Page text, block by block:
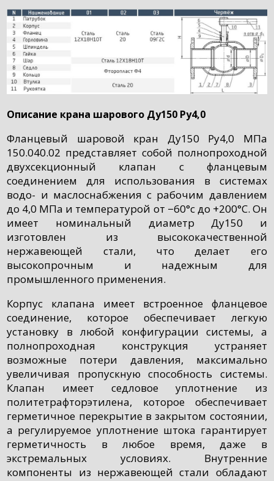
Описание крана шарового Ду150 Ру4,0
Фланцевый шаровой кран Ду150 Ру4,0 МПа
150.040.02 представляет собой полнопроходной
двухсекционный клапан с фланцевым
соединением для использования в системах
водо- и маслоснабжения с рабочим давлением
до 4,0 МПа и температурой от −60°c до +200°C. Он
имеет номинальный диаметр Ду150 и
изготовлен из высококачественной
нержавеющей стали, что делает его
высокопрочным и надежным для
промышленного применения.
Корпус клапана имеет встроенное фланцевое
соединение, которое обеспечивает легкую
установку в любой конфигурации системы, а
полнопроходная конструкция устраняет
возможные потери давления, максимально
увеличивая пропускную способность системы.
Клапан имеет седловое уплотнение из
политетрафторэтилена, которое обеспечивает
герметичное перекрытие в закрытом состоянии,
а регулируемое уплотнение штока гарантирует
герметичность в любое время, даже в
экстремальных условиях. Внутренние
компоненты из нержавеющей стали обладают